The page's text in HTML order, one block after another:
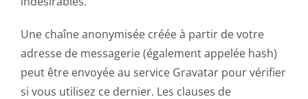
Une chaîne anonymisée créée à partir de votre
adresse de messagerie (également appelée hash)
peut être envoyée au service Gravatar pour vérifier
si vous utilisez ce dernier. Les clauses de